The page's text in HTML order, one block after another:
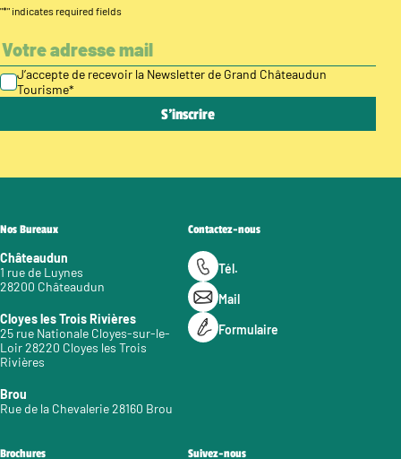
"*" indicates required fields
J’accepte de recevoir la Newsletter de Grand Châteaudun
Tourisme*
Nos Bureaux
Châteaudun
1 rue de Luynes
28200 Châteaudun
Cloyes les Trois Rivières
25 rue Nationale Cloyes-sur-le-
Loir 28220 Cloyes les Trois
Rivières
Brou
Rue de la Chevalerie 28160 Brou
Contactez-nous
Tél.
Mail
Formulaire
Brochures Suivez-nous